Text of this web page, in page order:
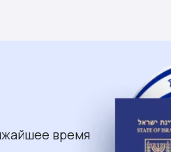
время